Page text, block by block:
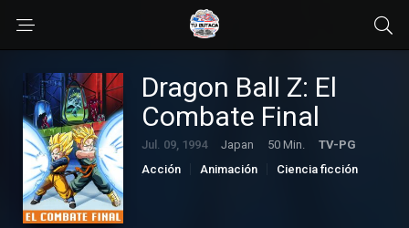
Dragon Ball Z: El
Combate Final
Jul. 09, 1994 Japan 50 Min.
TV-PG
Acción
Animación
Ciencia ficción